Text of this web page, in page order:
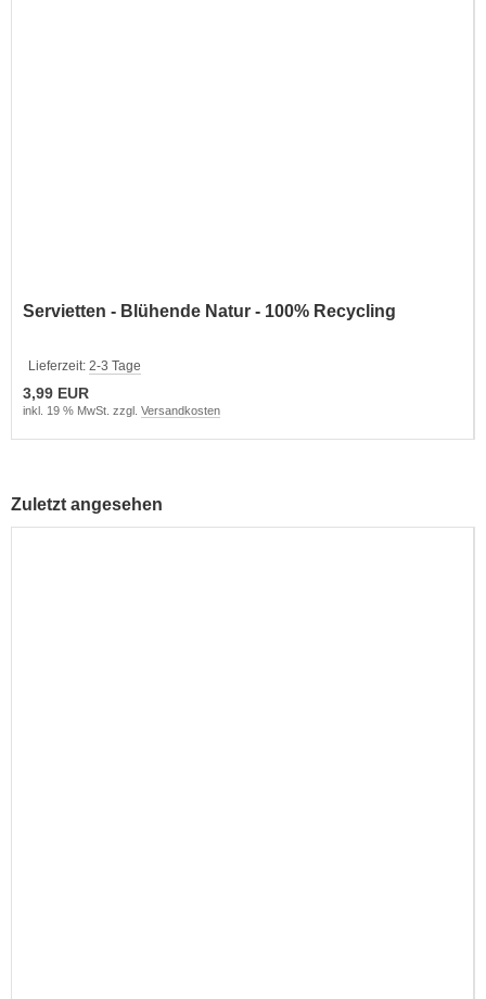
Servietten - Blühende Natur - 100% Recycling
Lieferzeit: 2-3 Tage
3,99 EUR
inkl. 19 % MwSt. zzgl. Versandkosten
Zuletzt angesehen